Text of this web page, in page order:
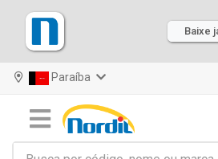
Baixe
Paraíba